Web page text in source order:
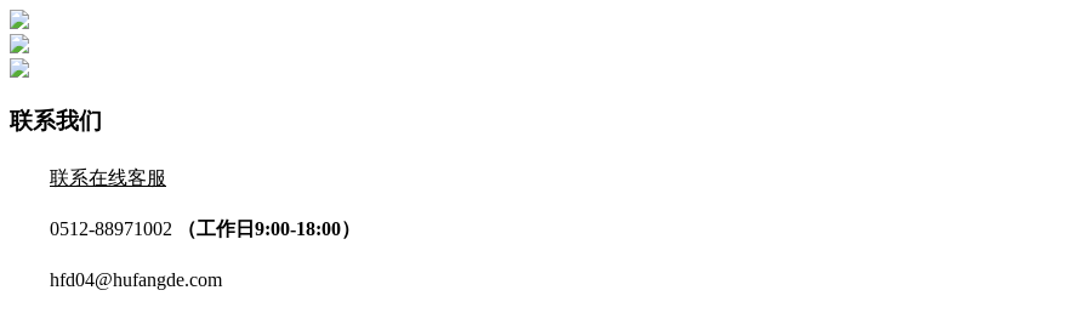
联系我们
联系在线客服
0512-88971002 （工作日9:00-18:00）
hfd04@hufangde.com